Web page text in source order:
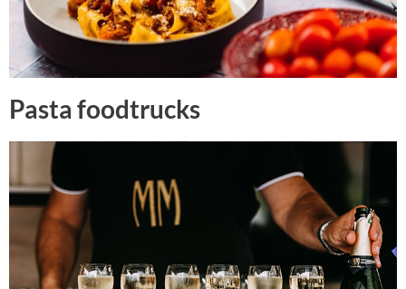
Pasta foodtrucks